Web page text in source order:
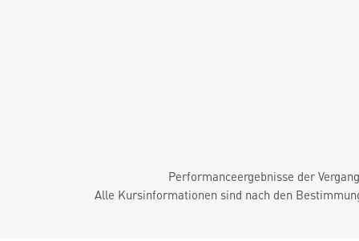
Performanceergebnisse der
Alle Kursinformationen sind nach den